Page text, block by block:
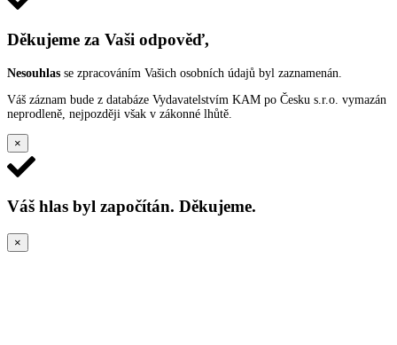
Děkujeme za Vaši odpověď,
Nesouhlas se zpracováním Vašich osobních údajů byl zaznamenán.
Váš záznam bude z databáze Vydavatelstvím KAM po Česku s.r.o. vymazán
neprodleně, nejpozději však v zákonné lhůtě.
×
Váš hlas byl započítán. Děkujeme.
×